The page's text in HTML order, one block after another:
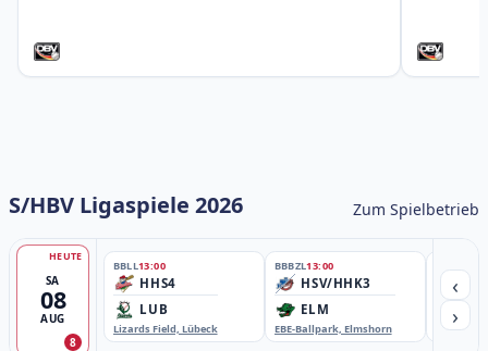
S/HBV Ligaspiele 2026 Zum Spielbetrieb
SA
08
AUG
HEUTE
8
BBLL13:00
HHS4
LUB
Lizards Field, Lübeck
BBBZL13:00
HSV/HHK3
ELM
EBE-Ballpark, Elmshorn
‹
›